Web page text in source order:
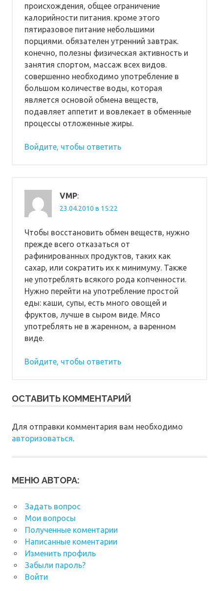
происхождения, общее ограничение
калорийности питания. кроме этого
пятиразовое питание небольшими
порциями. обязателен утренний завтрак.
конечно, полезны физическая активность и
занятия спортом, массаж всех видов.
совершенно необходимо употребление в
большом количестве воды, которая
является основой обмена веществ,
подавляет аппетит и вовлекает в обменные
процессы отложенные жиры.
Войдите, чтобы ответить
VMP:
23.04.2010 в 15:22
Чтобы восстановить обмен веществ, нужно
прежде всего отказаться от
рафинированных продуктов, таких как
сахар, или сократить их к минимуму. Также
не употреблять всякого рода копченности.
Нужно перейти на употребление простой
еды: каши, супы, есть много овощей и
фруктов, лучше в сыром виде. Мясо
употреблять не в жаренном, а варенном
виде.
Войдите, чтобы ответить
ОСТАВИТЬ КОММЕНТАРИЙ
Для отправки комментария вам необходимо
авторизоваться.
МЕНЮ АВТОРА:
Задать вопрос
Мои вопросы
Полученные коментарии
Написанные коментарии
Изменить профиль
Забыли пароль?
Войти